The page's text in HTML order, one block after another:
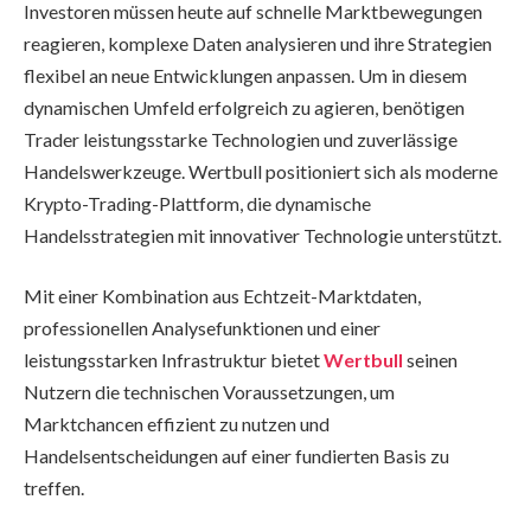
Investoren müssen heute auf schnelle Marktbewegungen
reagieren, komplexe Daten analysieren und ihre Strategien
flexibel an neue Entwicklungen anpassen. Um in diesem
dynamischen Umfeld erfolgreich zu agieren, benötigen
Trader leistungsstarke Technologien und zuverlässige
Handelswerkzeuge. Wertbull positioniert sich als moderne
Krypto-Trading-Plattform, die dynamische
Handelsstrategien mit innovativer Technologie unterstützt.
Mit einer Kombination aus Echtzeit-Marktdaten,
professionellen Analysefunktionen und einer
leistungsstarken Infrastruktur bietetWertbull seinen
Nutzern die technischen Voraussetzungen, um
Marktchancen effizient zu nutzen und
Handelsentscheidungen auf einer fundierten Basis zu
treffen.